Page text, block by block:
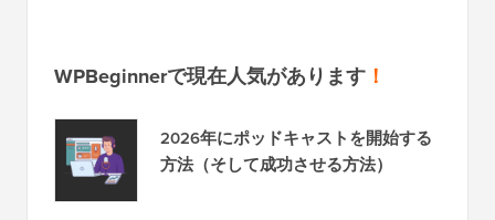
WPBeginnerで現在人気があります ！
2026年にポッドキャストを開始する
方法（そして成功させる方法）